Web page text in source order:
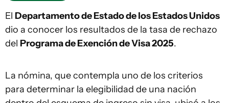
El Departamento de Estado de los Estados Unidos
dio a conocer los resultados de la tasa de rechazo
del Programa de Exención de Visa 2025.
La nómina, que contempla uno de los criterios
para determinar la elegibilidad de una nación